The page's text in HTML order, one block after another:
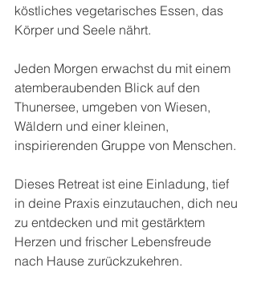
köstliches vegetarisches Essen, das
Körper und Seele nährt.
Jeden Morgen erwachst du mit einem
atemberaubenden Blick auf den
Thunersee, umgeben von Wiesen,
Wäldern und einer kleinen,
inspirierenden Gruppe von Menschen.
Dieses Retreat ist eine Einladung, tief
in deine Praxis einzutauchen, dich neu
zu entdecken und mit gestärktem
Herzen und frischer Lebensfreude
nach Hause zurückzukehren.